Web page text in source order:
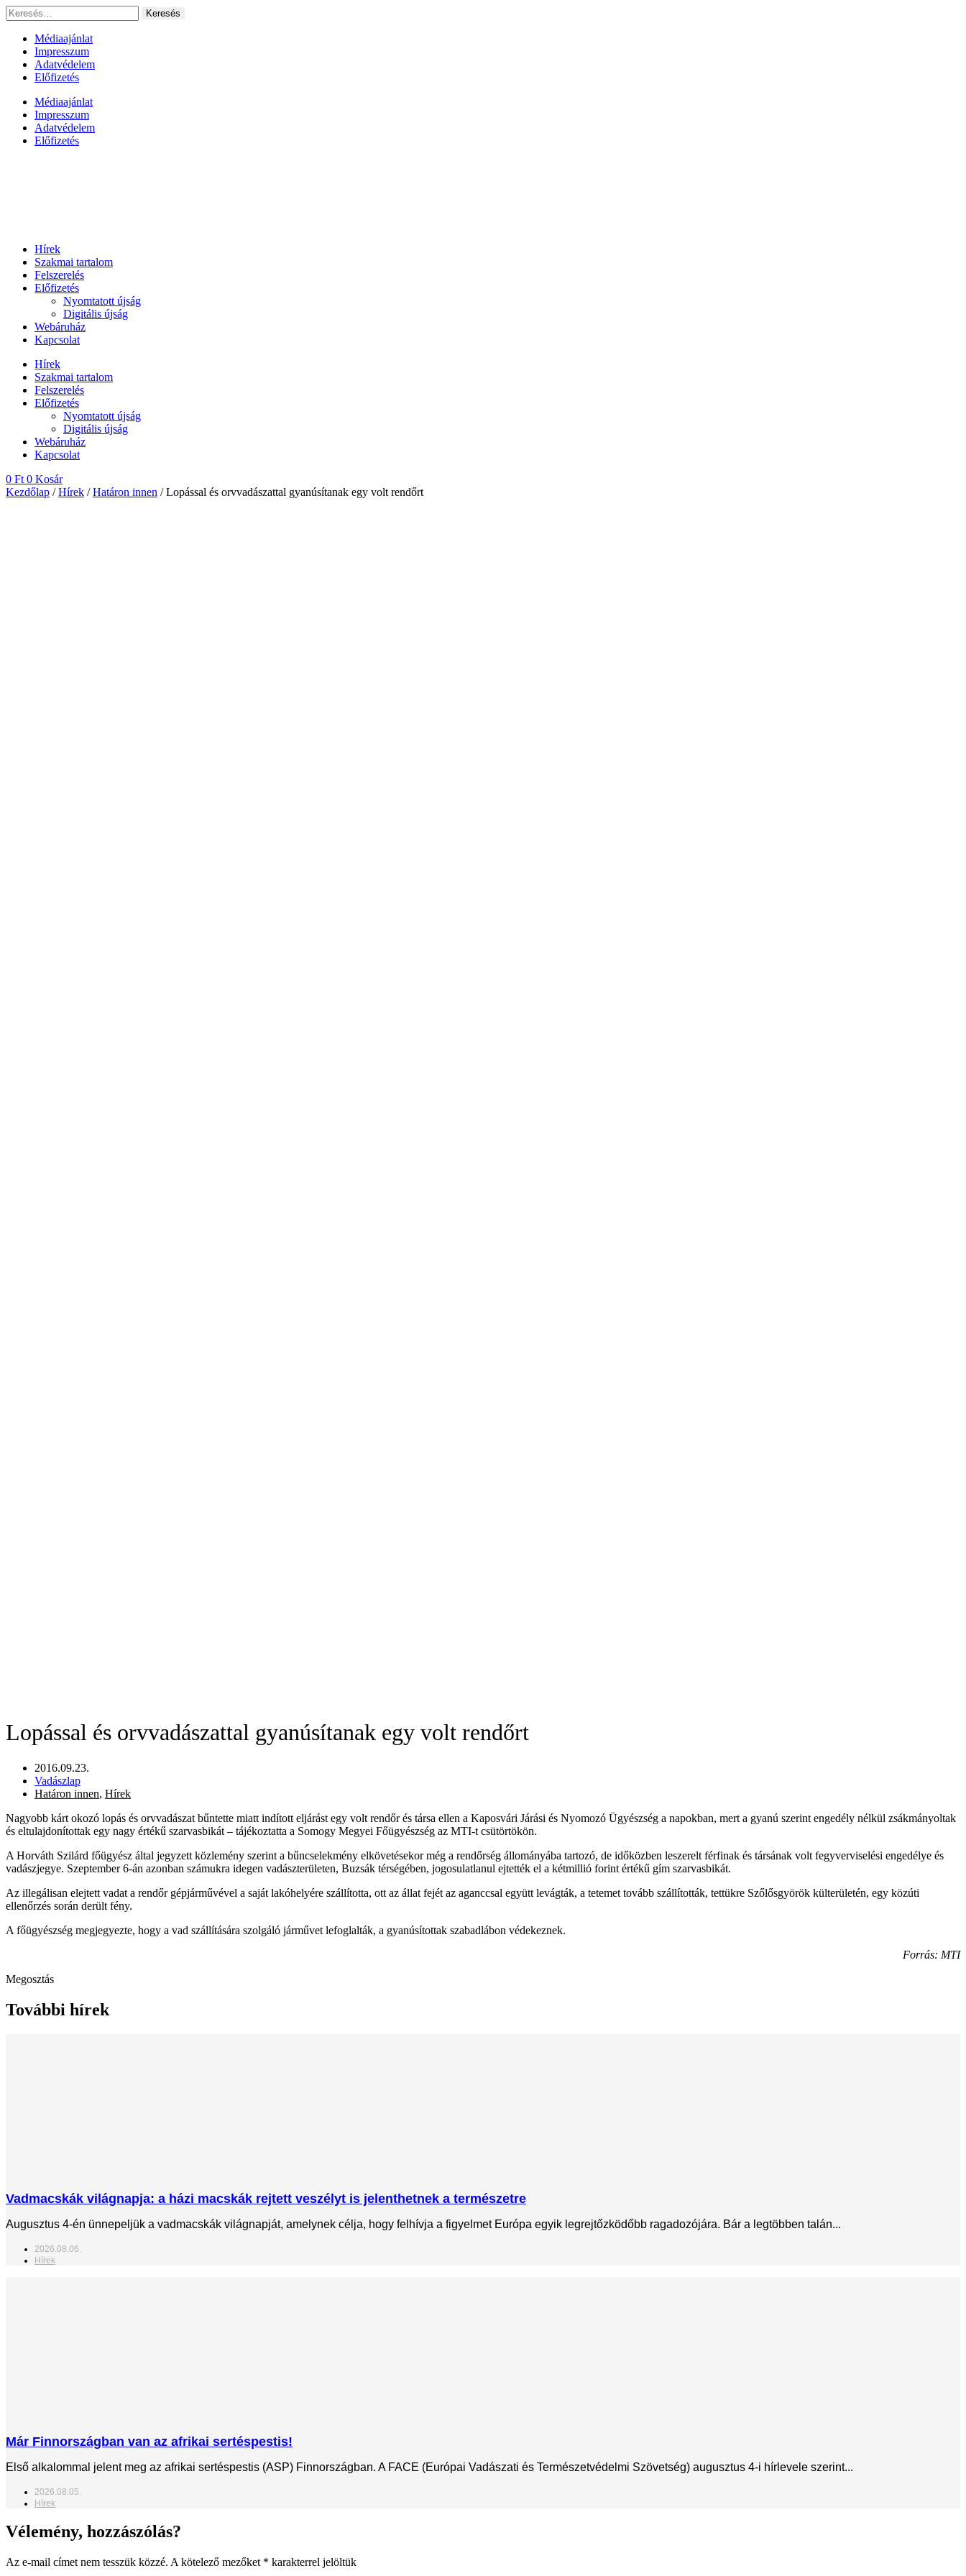
Ugrás
a
tartalomhoz
Keresés:
Médiaajánlat
Impresszum
Adatvédelem
Előfizetés
Médiaajánlat
Impresszum
Adatvédelem
Előfizetés
Hírek
Szakmai tartalom
Felszerelés
Előfizetés
Nyomtatott újság
Digitális újság
Webáruház
Kapcsolat
Hírek
Szakmai tartalom
Felszerelés
Előfizetés
Nyomtatott újság
Digitális újság
Webáruház
Kapcsolat
0 Ft 0 Kosár
Kezdőlap /Hírek /Határon innen / Lopással és orvvadászattal gyanúsítanak egy volt rendőrt
Lopással és orvvadászattal gyanúsítanak egy volt rendőrt
2016.09.23.
Vadászlap
Határon innen, Hírek
Nagyobb kárt okozó lopás és orvvadászat bűntette miatt indított eljárást egy volt rendőr és társa ellen a Kaposvári Járási és Nyomozó Ügyészség a napokban, mert a gyanú szerint engedély nélkül zsákmányoltak
és eltulajdonítottak egy nagy értékű szarvasbikát – tájékoztatta a Somogy Megyei Főügyészség az MTI-t csütörtökön.
A Horváth Szilárd főügyész által jegyzett közlemény szerint a bűncselekmény elkövetésekor még a rendőrség állományába tartozó, de időközben leszerelt férfinak és társának volt fegyverviselési engedélye és
vadászjegye. Szeptember 6-án azonban számukra idegen vadászterületen, Buzsák térségében, jogosulatlanul ejtették el a kétmillió forint értékű gím szarvasbikát.
Az illegálisan elejtett vadat a rendőr gépjárművével a saját lakóhelyére szállította, ott az állat fejét az aganccsal együtt levágták, a tetemet tovább szállították, tettükre Szőlősgyörök külterületén, egy közúti
ellenőrzés során derült fény.
A főügyészség megjegyezte, hogy a vad szállítására szolgáló járművet lefoglalták, a gyanúsítottak szabadlábon védekeznek.
Forrás: MTI
Megosztás
További hírek
Vadmacskák világnapja: a házi macskák rejtett veszélyt is jelenthetnek a természetre
Augusztus 4-én ünnepeljük a vadmacskák világnapját, amelynek célja, hogy felhívja a figyelmet Európa egyik legrejtőzködőbb ragadozójára. Bár a legtöbben talán...
2026.08.06.
Hírek
Már Finnországban van az afrikai sertéspestis!
Első alkalommal jelent meg az afrikai sertéspestis (ASP) Finnországban. A FACE (Európai Vadászati és Természetvédelmi Szövetség) augusztus 4-i hírlevele szerint...
2026.08.05.
Hírek
Vélemény, hozzászólás?
Az e-mail címet nem tesszük közzé. A kötelező mezőket * karakterrel jelöltük